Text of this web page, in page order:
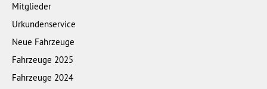
Mitglieder
Urkundenservice
Neue Fahrzeuge
Fahrzeuge 2025
Fahrzeuge 2024